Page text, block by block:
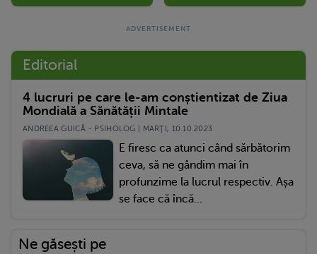
Editorial
4 lucruri pe care le-am conștientizat de Ziua
Mondială a Sănătății Mintale
ANDREEA GUICĂ - PSIHOLOG | MARŢI, 10.10.2023
E firesc ca atunci când sărbătorim
ceva, să ne gândim mai în
profunzime la lucrul respectiv. Așa
se face că încă...
Ne găsești pe